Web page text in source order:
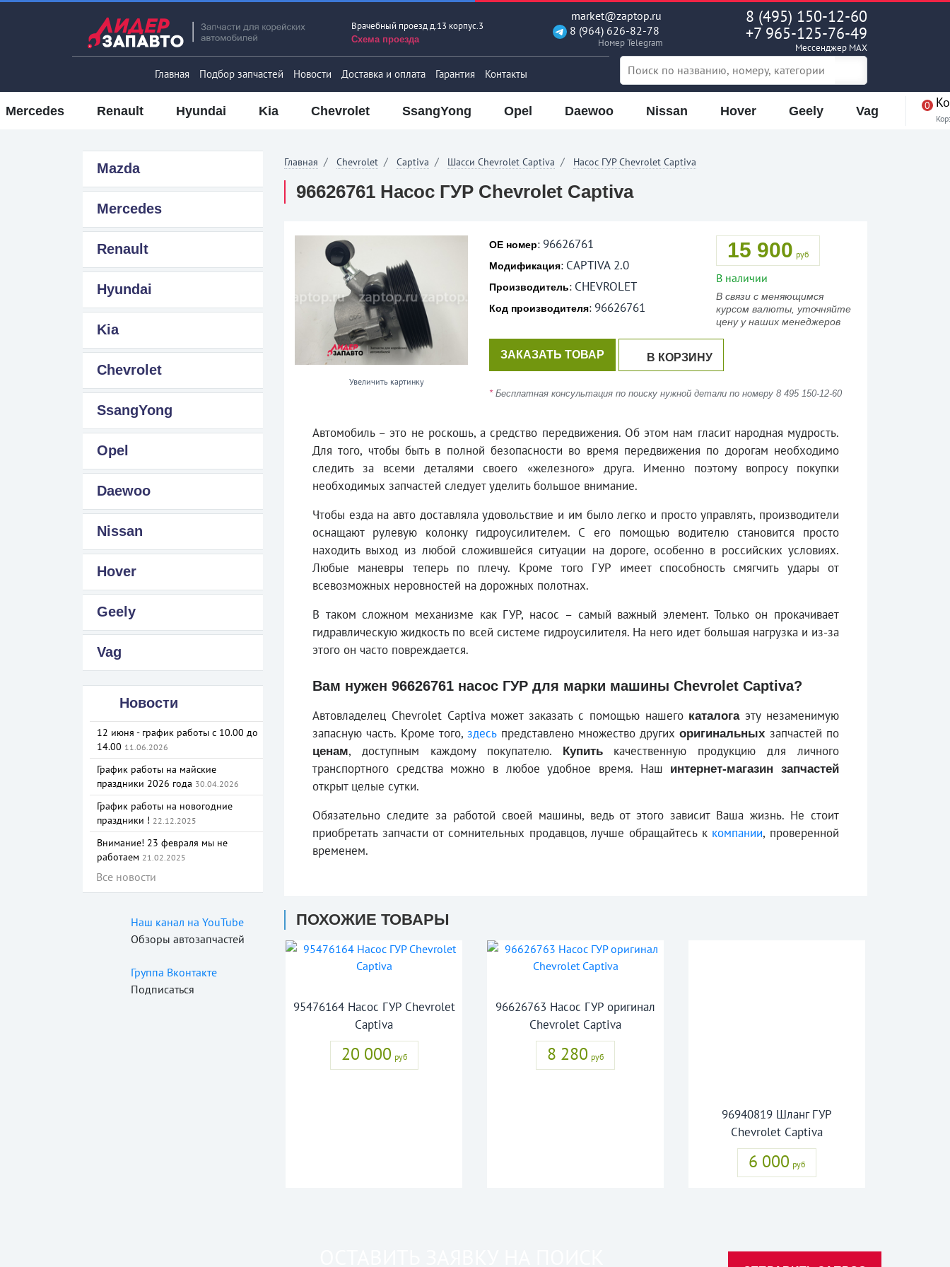
Врачебный проезд д.13 корпус.3
Схема проезда
market@zaptop.ru
8 (964) 626-82-78
Номер Telegram
8 (495) 150-12-60
+7 965-125-76-49
Мессенджер MAX
Главная Подбор запчастей Новости Доставка и оплата Гарантия Контакты
Mercedes Renault Hyundai Kia Chevrolet SsangYong Opel Daewoo Nissan Hover Geely Vag 0
Mazda
Mercedes
Renault
Hyundai
Kia
Chevrolet
SsangYong
Opel
Daewoo
Nissan
Hover
Geely
Vag
Новости
12 июня - график работы с 10.00 до
14.00 11.06.2026
График работы на майские
праздники 2026 года 30.04.2026
График работы на новогодние
праздники ! 22.12.2025
Внимание! 23 февраля мы не
работаем 21.02.2025
Все новости
Наш канал на YouTube
Обзоры автозапчастей
Группа Вконтакте
Подписаться
Главная Chevrolet Captiva Шасси Chevrolet Captiva Насос ГУР Chevrolet Captiva
96626761 Насос ГУР Chevrolet Captiva
Увеличить картинку
OE номер: 96626761
Модификация: CAPTIVA 2.0
Производитель: CHEVROLET
Код производителя: 96626761
15 900 руб
В наличии
В связи с меняющимся
курсом валюты, уточняйте
цену у наших менеджеров
ЗАКАЗАТЬ ТОВАР В КОРЗИНУ
*Бесплатная консультация по поиску нужной детали по номеру 8 495 150-12-60
Автомобиль – это не роскошь, а средство передвижения. Об этом нам гласит народная мудрость.
Для того, чтобы быть в полной безопасности во время передвижения по дорогам необходимо
следить за всеми деталями своего «железного» друга. Именно поэтому вопросу покупки
необходимых запчастей следует уделить большое внимание.
Чтобы езда на авто доставляла удовольствие и им было легко и просто управлять, производители
оснащают рулевую колонку гидроусилителем. С его помощью водителю становится просто
находить выход из любой сложившейся ситуации на дороге, особенно в российских условиях.
Любые маневры теперь по плечу. Кроме того ГУР имеет способность смягчить удары от
всевозможных неровностей на дорожных полотнах.
В таком сложном механизме как ГУР, насос – самый важный элемент. Только он прокачивает
гидравлическую жидкость по всей системе гидроусилителя. На него идет большая нагрузка и из-за
этого он часто повреждается.
Вам нужен 96626761 насос ГУР для марки машины Chevrolet Captiva?
Автовладелец Chevrolet Captiva может заказать с помощью нашего каталогаэту незаменимую
запасную часть. Кроме того,здесьпредставлено множество другихоригинальных запчастей по
ценам, доступным каждому покупателю. Купитькачественную продукцию для личного
транспортного средства можно в любое удобное время. Наш
интернет-магазин запчастей
открыт целые сутки.
Обязательно следите за работой своей машины, ведь от этого зависит Ваша жизнь. Не стоит
приобретать запчасти от сомнительных продавцов, лучше обращайтесь к компании, проверенной
временем.
ПОХОЖИЕ ТОВАРЫ
95476164 Насос ГУР Chevrolet
Captiva
20 000 руб
96626763 Насос ГУР оригинал
Chevrolet Captiva
8 280 руб
96940819 Шланг ГУР
Chevrolet Captiva
6 000 руб